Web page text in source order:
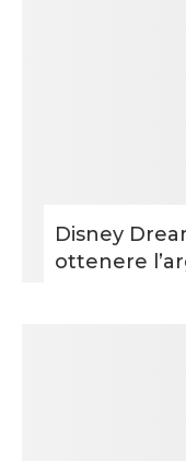
Disney
ottenere